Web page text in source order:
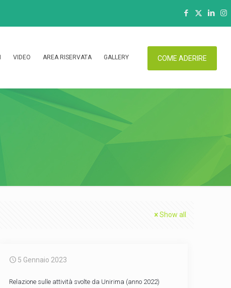
VIDEO AREA RISERVATA GALLERY COME ADERIRE
Show all
5 Gennaio 2023
Relazione sulle attività svolte da Unirima (anno 2022)